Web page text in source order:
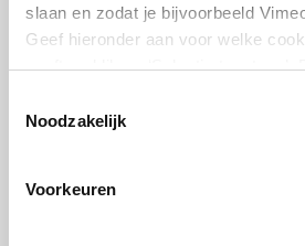
slaan en zodat je bijvoorbeeld
Geef hieronder aan voor welke
geeft en klik op ‘Selectie toestaan’.
Meer over cookies
Noodzakelijk
Voorkeuren
De tool is ontwikkeld om grote aantallen
te vergelijken en te structureren. Zo
proces, waarbij fouten en
De HarmonisatieTool combineert de